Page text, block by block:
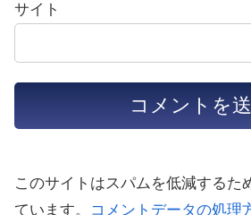
サイト
このサイトはスパムを低減するた
ています。
コメントデータの処理